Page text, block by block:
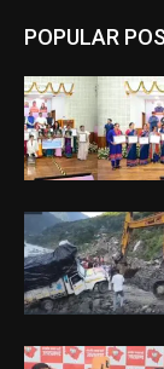
POPULAR